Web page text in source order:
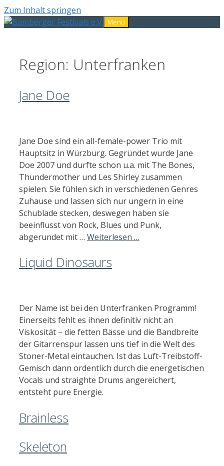
Zum Inhalt springen
Menü
Region: Unterfranken
Jane Doe
Jane Doe sind ein all-female-power Trio mit
Hauptsitz in Würzburg. Gegründet wurde Jane
Doe 2007 und durfte schon u.a. mit The Bones,
Thundermother und Les Shirley zusammen
spielen. Sie fühlen sich in verschiedenen Genres
Zuhause und lassen sich nur ungern in eine
Schublade stecken, deswegen haben sie
beeinflusst von Rock, Blues und Punk,
abgerundet mit … Weiterlesen …
Liquid Dinosaurs
Der Name ist bei den Unterfranken Programm!
Einerseits fehlt es ihnen definitiv nicht an
Viskosität – die fetten Bässe und die Bandbreite
der Gitarrenspur lassen uns tief in die Welt des
Stoner-Metal eintauchen. Ist das Luft-Treibstoff-
Gemisch dann ordentlich durch die energetischen
Vocals und straighte Drums angereichert,
entsteht pure Energie.
Brainless
Skeleton